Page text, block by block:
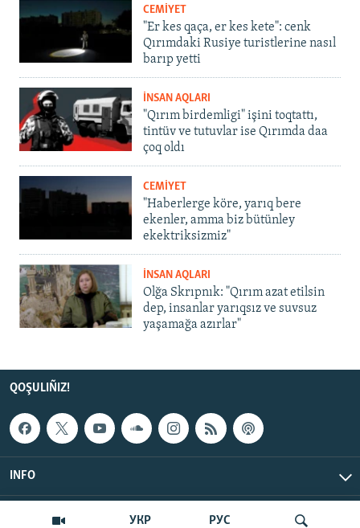
УКР РУС
CEMİYET
"Er kes qaça, er kes kete": cenk
Qırımdaki Rusiye turistlerine nasıl
barıp yetti
İNSAN AQLARI
"Qırım birdemligi" işini toqtattı,
tintüv ve tutuvlar ise Qırımda daa
çoq oldı
CEMİYET
"Haberlerge köre, yarıq bere
ekenler, amma biz bütünley
ekektriksizmiz"
İNSAN AQLARI
Olğa Skrıpnık: "Qırım azat etilsin
dep, insanlar yarıqsız ve suvsuz
yaşamağa azırlar"
QOŞULIÑIZ!
INFO
© Qırım.Aqiqat, 2026 | All Rights Reserved.